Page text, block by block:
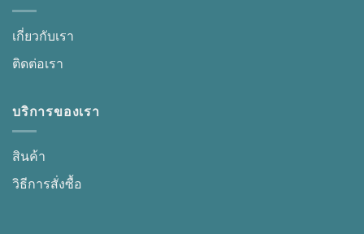
เกี่ยวกับเรา
ติดต่อเรา
บริการของเรา
สินค้า
วิธีการสั่งซื้อ